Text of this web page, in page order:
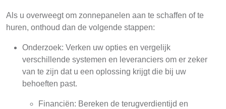
Als u overweegt om zonnepanelen aan te schaffen of te
huren, onthoud dan de volgende stappen:
Onderzoek: Verken uw opties en vergelijk
verschillende systemen en leveranciers om er zeker
van te zijn dat u een oplossing krijgt die bij uw
behoeften past.
Financiën: Bereken de terugverdientijd en